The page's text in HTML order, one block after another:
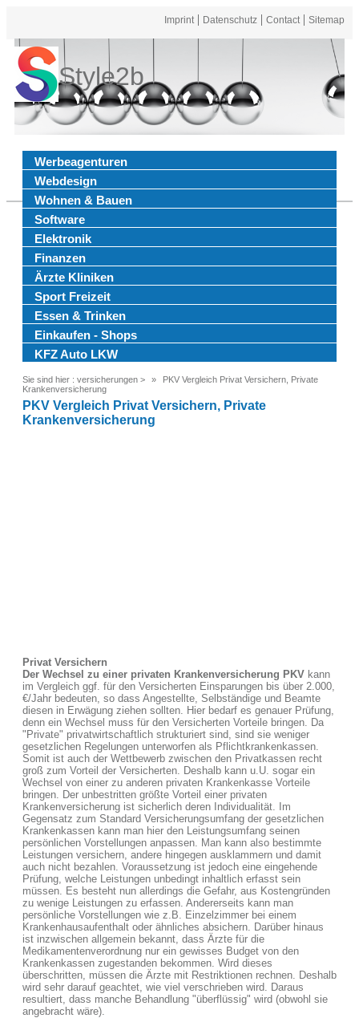
Imprint Datenschutz Contact Sitemap
Style2b
Werbeagenturen
Webdesign
Wohnen & Bauen
Software
Elektronik
Finanzen
Ärzte Kliniken
Sport Freizeit
Essen & Trinken
Einkaufen - Shops
KFZ Auto LKW
Sie sind hier : versicherungen >
PKV Vergleich Privat Versichern, Private
Krankenversicherung
PKV Vergleich Privat Versichern, Private
Krankenversicherung
Privat Versichern
Der Wechsel zu einer privaten Krankenversicherung PKV kann
im Vergleich ggf. für den Versicherten Einsparungen bis über 2.000,
€/Jahr bedeuten, so dass Angestellte, Selbständige und Beamte
diesen in Erwägung ziehen sollten. Hier bedarf es genauer Prüfung,
denn ein Wechsel muss für den Versicherten Vorteile bringen. Da
"Private" privatwirtschaftlich strukturiert sind, sind sie weniger
gesetzlichen Regelungen unterworfen als Pflichtkrankenkassen.
Somit ist auch der Wettbewerb zwischen den Privatkassen recht
groß zum Vorteil der Versicherten. Deshalb kann u.U. sogar ein
Wechsel von einer zu anderen privaten Krankenkasse Vorteile
bringen. Der unbestritten größte Vorteil einer privaten
Krankenversicherung ist sicherlich deren Individualität. Im
Gegensatz zum Standard Versicherungsumfang der gesetzlichen
Krankenkassen kann man hier den Leistungsumfang seinen
persönlichen Vorstellungen anpassen. Man kann also bestimmte
Leistungen versichern, andere hingegen ausklammern und damit
auch nicht bezahlen. Voraussetzung ist jedoch eine eingehende
Prüfung, welche Leistungen unbedingt inhaltlich erfasst sein
müssen. Es besteht nun allerdings die Gefahr, aus Kostengründen
zu wenige Leistungen zu erfassen. Andererseits kann man
persönliche Vorstellungen wie z.B. Einzelzimmer bei einem
Krankenhausaufenthalt oder ähnliches absichern. Darüber hinaus
ist inzwischen allgemein bekannt, dass Ärzte für die
Medikamentenverordnung nur ein gewisses Budget von den
Krankenkassen zugestanden bekommen. Wird dieses
überschritten, müssen die Ärzte mit Restriktionen rechnen. Deshalb
wird sehr darauf geachtet, wie viel verschrieben wird. Daraus
resultiert, dass manche Behandlung "überflüssig" wird (obwohl sie
angebracht wäre).